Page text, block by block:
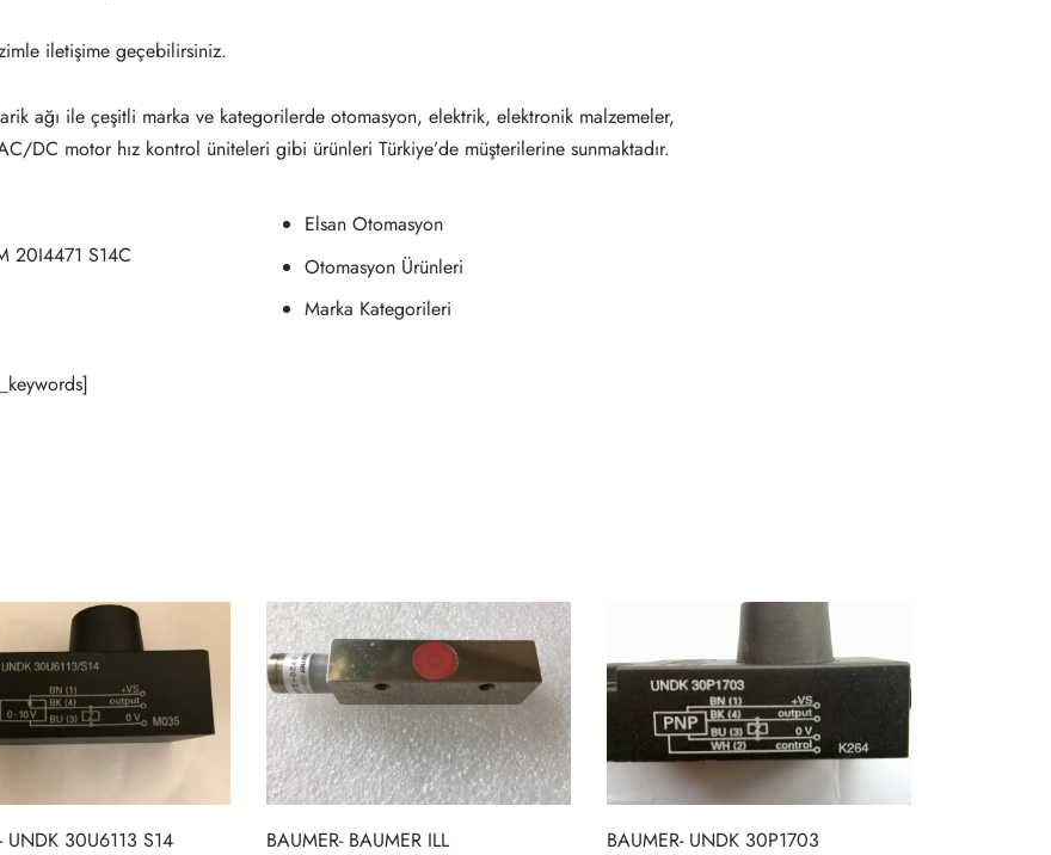
iletişime geçebilirsiniz.
ağı ile çeşitli marka ve kategorilerde otomasyon, elektrik, elektronik malzemeler,
DC motor hız kontrol üniteleri gibi ürünleri Türkiye’de müşterilerine sunmaktadır.
20I4471 S14C
Elsan Otomasyon
Otomasyon Ürünleri
Marka Kategorileri
UNDK 30U6113 S14 BAUMER- BAUMER ILL BAUMER- UNDK 30P1703